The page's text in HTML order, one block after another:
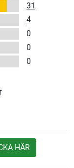
31
4
0
0
0
HÄR